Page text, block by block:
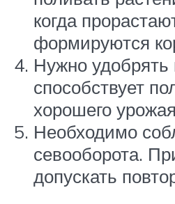
когда
формируются
Нужно удобрять
способствует
хорошего
Необходимо
севооборота.
допускать